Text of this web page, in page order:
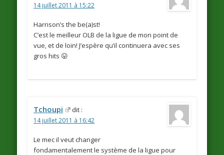
14 juillet 2011 à 15:22
Harrison’s the be(a)st!
C’est le meilleur OLB de la ligue de mon point de
vue, et de loin! J’espère qu’il continuera avec ses
gros hits 😛
Tchoupi dit :
14 juillet 2011 à 16:42
Le mec il veut changer
fondamentalement le système de la ligue pour